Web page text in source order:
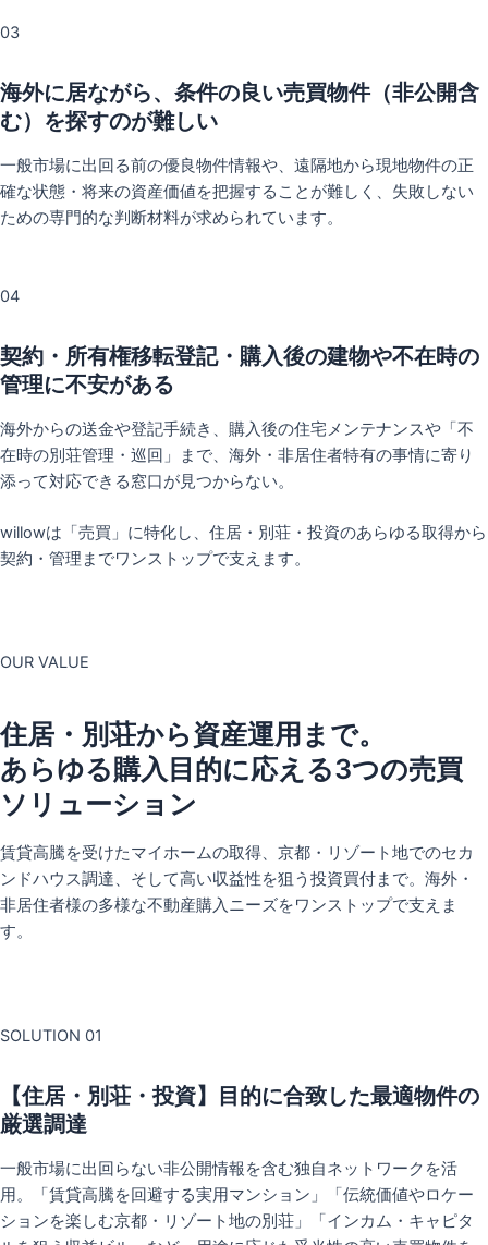
03
海外に居ながら、条件の良い売買物件（非公開含
む）を探すのが難しい
一般市場に出回る前の優良物件情報や、遠隔地から現地物件の正
確な状態・将来の資産価値を把握することが難しく、失敗しない
ための専門的な判断材料が求められています。
04
契約・所有権移転登記・購入後の建物や不在時の
管理に不安がある
海外からの送金や登記手続き、購入後の住宅メンテナンスや「不
在時の別荘管理・巡回」まで、海外・非居住者特有の事情に寄り
添って対応できる窓口が見つからない。
willowは「売買」に特化し、住居・別荘・投資のあらゆる取得から
契約・管理までワンストップで支えます。
OUR VALUE
住居・別荘から資産運用まで。
あらゆる購入目的に応える3つの売買
ソリューション
賃貸高騰を受けたマイホームの取得、京都・リゾート地でのセカ
ンドハウス調達、そして高い収益性を狙う投資買付まで。海外・
非居住者様の多様な不動産購入ニーズをワンストップで支えま
す。
SOLUTION 01
【住居・別荘・投資】目的に合致した最適物件の
厳選調達
一般市場に出回らない非公開情報を含む独自ネットワークを活
用。「賃貸高騰を回避する実用マンション」「伝統価値やロケー
ションを楽しむ京都・リゾート地の別荘」「インカム・キャピタ